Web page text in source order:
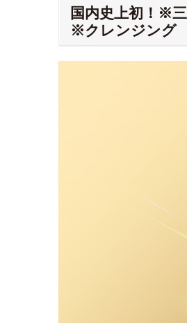
国内史上初！※
※クレンジング